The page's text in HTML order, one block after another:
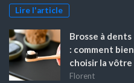
Lire l'article
Brosse à dents
: comment bien
choisir la vôtre
Florent